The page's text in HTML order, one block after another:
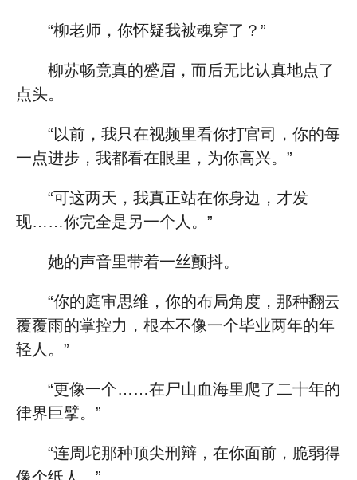
“柳老师，你怀疑我被魂穿了？”
柳苏畅竟真的蹙眉，而后无比认真地点了
点头。
“以前，我只在视频里看你打官司，你的每
一点进步，我都看在眼里，为你高兴。”
“可这两天，我真正站在你身边，才发
现……你完全是另一个人。”
她的声音里带着一丝颤抖。
“你的庭审思维，你的布局角度，那种翻云
覆覆雨的掌控力，根本不像一个毕业两年的年
轻人。”
“更像一个……在尸山血海里爬了二十年的
律界巨擘。”
“连周坨那种顶尖刑辩，在你面前，脆弱得